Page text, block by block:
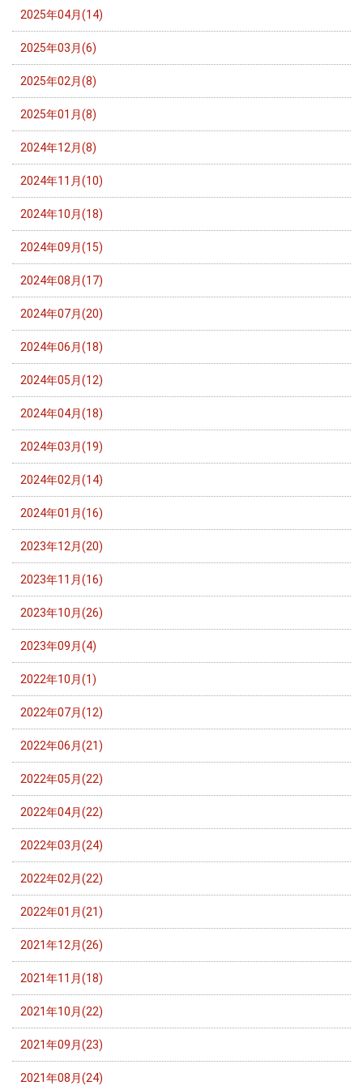
2025年04月(14)
2025年03月(6)
2025年02月(8)
2025年01月(8)
2024年12月(8)
2024年11月(10)
2024年10月(18)
2024年09月(15)
2024年08月(17)
2024年07月(20)
2024年06月(18)
2024年05月(12)
2024年04月(18)
2024年03月(19)
2024年02月(14)
2024年01月(16)
2023年12月(20)
2023年11月(16)
2023年10月(26)
2023年09月(4)
2022年10月(1)
2022年07月(12)
2022年06月(21)
2022年05月(22)
2022年04月(22)
2022年03月(24)
2022年02月(22)
2022年01月(21)
2021年12月(26)
2021年11月(18)
2021年10月(22)
2021年09月(23)
2021年08月(24)